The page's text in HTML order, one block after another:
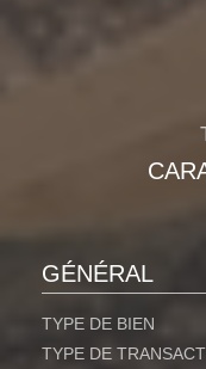
GÉNÉRAL
TYPE DE BIEN
TYPE DE